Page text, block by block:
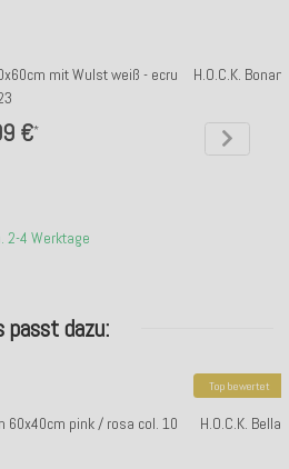
mit Wulst weiß - ecru
€*
2-4 Werktage
H.O.C.K.
passt dazu:
60x40cm pink / rosa col. 10
Top bewertet
H.O.C.K.